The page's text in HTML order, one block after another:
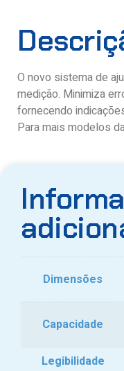
O novo sistema de
medição. Minimiza
fornecendo
Para mais modelos
Dimensões
Capacidade
Legibilidade